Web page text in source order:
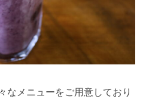
ーをご用意しており